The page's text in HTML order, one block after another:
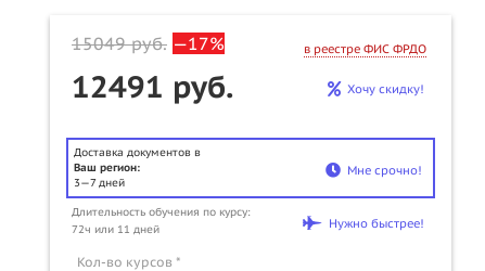
15049руб. —17% в реестре ФИС ФРДО
12491 руб. Хочу скидку!
Доставка документов в
Ваш регион:
3—7 дней
Мне срочно!
Длительность обучения по курсу:
72ч или 11 дней
Нужно быстрее!
Кол-во курсов *